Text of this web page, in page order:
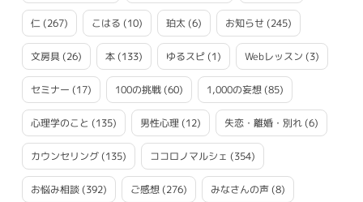
仁(267) こはる (10) 珀太 (6) お知らせ (245)
文房具(26) 本(133) ゆるスピ(1) Webレッスン (3)
セミナー (17) 100の挑戦(60) 1,000の妄想(85)
心理学のこと (135) 男性心理(12) 失恋・離婚・別れ(6)
カウンセリング(135) ココロノマルシェ (354)
お悩み相談(392) ご感想(276) みなさんの声(8)